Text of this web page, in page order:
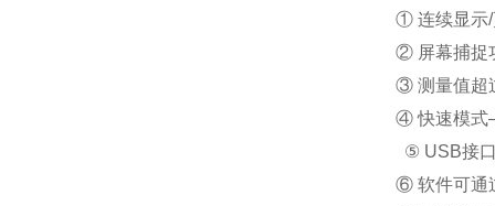
① 连续显示/
② 屏幕捕捉
③ 测量值超
④ 快速模式
⑤ USB接
⑥ 软件可通